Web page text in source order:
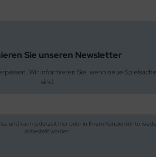
Sie unseren Newsletter
Wir informieren Sie, wenn neue
sind.
und kann jederzeit hier oder in Ihrem Kundenkonto
abbestellt werden.